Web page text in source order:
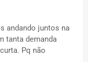
andando juntos na
tanta demanda
Pq não